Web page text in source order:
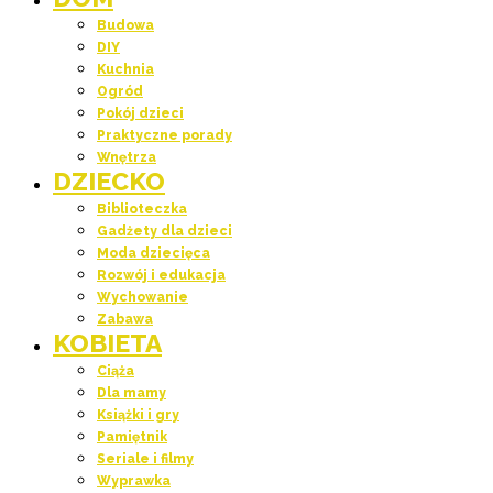
Budowa
DIY
Kuchnia
Ogród
Pokój dzieci
Praktyczne porady
Wnętrza
DZIECKO
Biblioteczka
Gadżety dla dzieci
Moda dziecięca
Rozwój i edukacja
Wychowanie
Zabawa
KOBIETA
Ciąża
Dla mamy
Książki i gry
Pamiętnik
Seriale i filmy
Wyprawka